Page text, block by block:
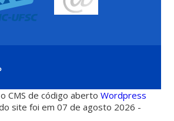
CMS de código abertoWordpress
site foi em 07 de agosto 2026 -